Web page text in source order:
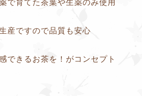
で育てた茶葉や生薬のみ使用
産ですので品質も安心
できるお茶を！がコンセプト